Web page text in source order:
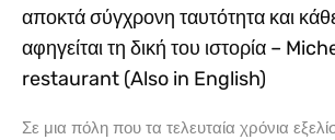
αποκτά σύγχρονη ταυτότητα και
αφηγείται τη δική του ιστορία –
restaurant (Also in English)
Σε μια πόλη που τα τελευταία χρόνια